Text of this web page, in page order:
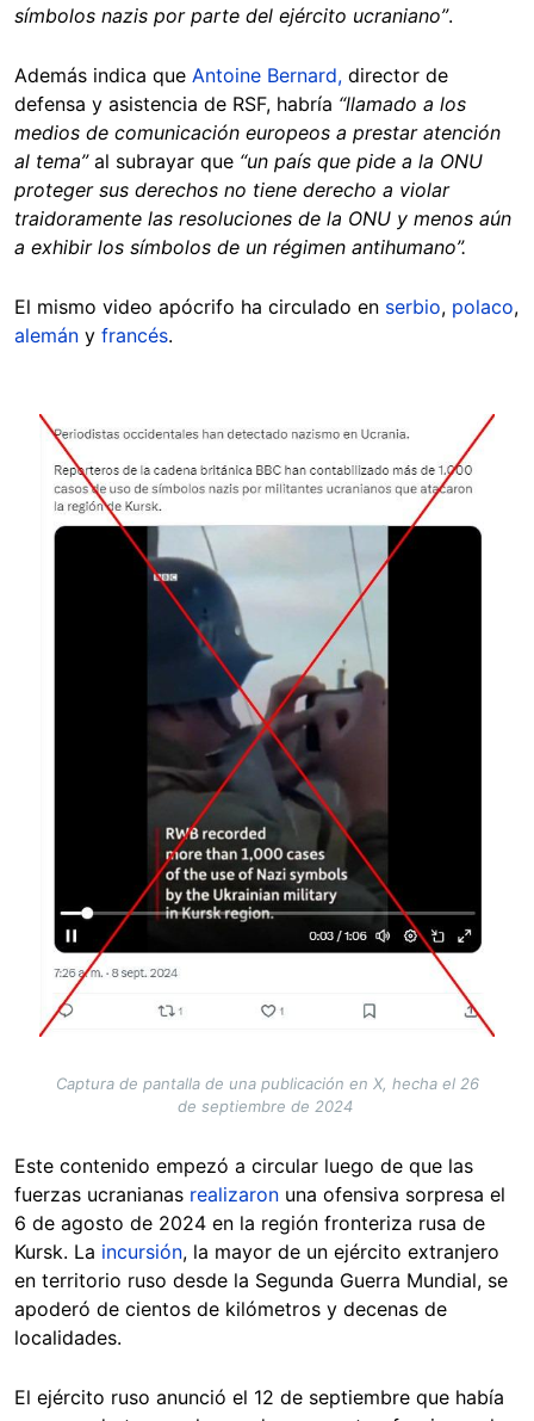
símbolos nazis por parte del ejército ucraniano”.
Además indica que Antoine Bernard, director de
defensa y asistencia de RSF, habría “llamado a los
medios de comunicación europeos a prestar atención
al tema”al subrayar que “un país que pide a la ONU
proteger sus derechos no tiene derecho a violar
traidoramente las resoluciones de la ONU y menos aún
a exhibir los símbolos de un régimen antihumano”.
El mismo video apócrifo ha circulado en serbio, polaco,
alemán y francés.
Image
Captura de pantalla de una publicación en X, hecha el 26
de septiembre de 2024
Este contenido empezó a circular luego de que las
fuerzas ucranianas realizaron una ofensiva sorpresa el
6 de agosto de 2024 en la región fronteriza rusa de
Kursk. La incursión, la mayor de un ejército extranjero
en territorio ruso desde la Segunda Guerra Mundial, se
apoderó de cientos de kilómetros y decenas de
localidades.
El ejército ruso anunció el 12 de septiembre que había